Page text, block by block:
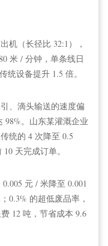
机（长径比 32:1），
米 / 分钟，单条线日
统设备提升 1.5 倍。
、滴头输送的速度偏
98%。山东某灌溉企业
统的 4 次降至 0.5
天完成订单。
元 / 米降至 0.001
0.3% 的超低废品率，
12 吨，节省成本 9.6